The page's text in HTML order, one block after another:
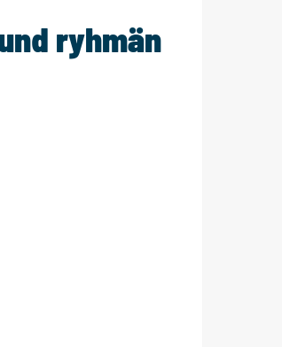
ryhmän